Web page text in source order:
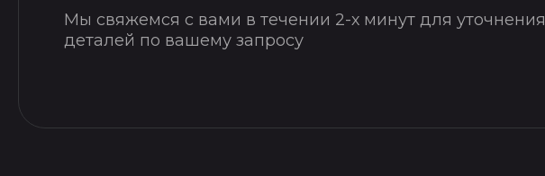
Мы свяжемся с вами в течении 2-х минут для уточнения
деталей по вашему запросу